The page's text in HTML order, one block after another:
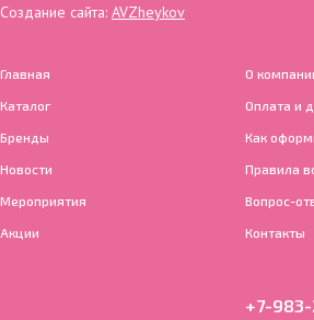
Создание сайта: AVZheykov
Главная
Каталог
Бренды
Новости
Мероприятия
Акции
О
Оплата и
Как
Правила
Вопрос-
Контакты
+7-